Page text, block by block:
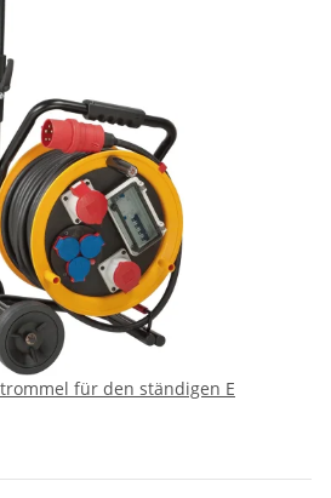
für den ständigen E